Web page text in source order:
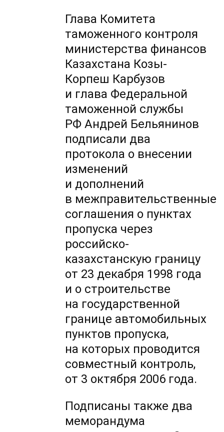
Глава Комитета
таможенного контроля
министерства финансов
Казахстана Козы-
Корпеш Карбузов
и глава Федеральной
таможенной службы
РФ Андрей Бельянинов
подписали два
протокола о внесении
изменений
и дополнений
в межправительственные
соглашения о пунктах
пропуска через
российско-
казахстанскую границу
от 23 декабря 1998 года
и о строительстве
на государственной
границе автомобильных
пунктов пропуска,
на которых проводится
совместный контроль,
от 3 октября 2006 года.
Подписаны также два
меморандума